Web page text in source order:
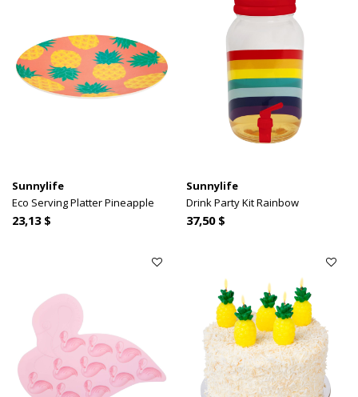
Sunnylife
Eco Serving Platter Pineapple
23,13 $
Sunnylife
Drink Party Kit Rainbow
37,50 $